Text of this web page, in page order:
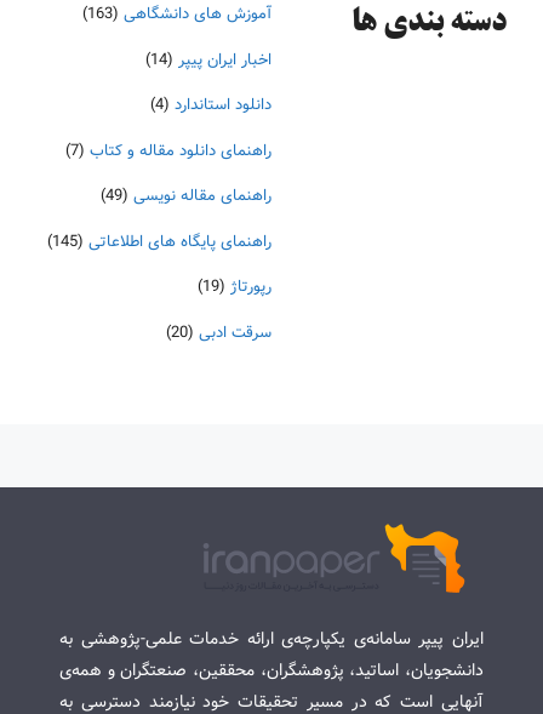
دسته‌ بندی ها آموزش های دانشگاهی (163)
اخبار ایران پیپر (14)
دانلود استاندارد (4)
راهنمای دانلود مقاله و کتاب (7)
راهنمای مقاله نویسی (49)
راهنمای پایگاه های اطلاعاتی (145)
رپورتاژ (19)
سرقت ادبی (20)
ایران پیپر سامانه‌ی یکپارچه‌ی ارائه خدمات علمی-پژوهشی به
دانشجویان، اساتید، پژوهشگران، محققین، صنعتگران و همه‌ی
آنهایی است که در مسیر تحقیقات خود نیازمند دسترسی به